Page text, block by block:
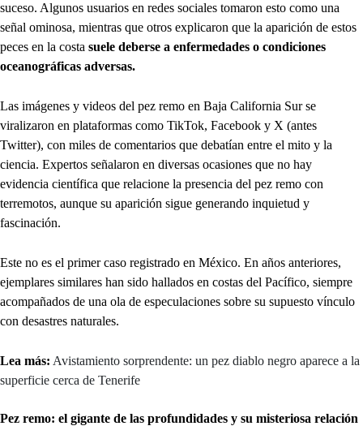
suceso. Algunos usuarios en redes sociales tomaron esto como una
señal ominosa, mientras que otros explicaron que la aparición de estos
peces en la costa suele deberse a enfermedades o condiciones
oceanográficas adversas.
Las imágenes y videos del pez remo en Baja California Sur se
viralizaron en plataformas como TikTok, Facebook y X (antes
Twitter), con miles de comentarios que debatían entre el mito y la
ciencia. Expertos señalaron en diversas ocasiones que no hay
evidencia científica que relacione la presencia del pez remo con
terremotos, aunque su aparición sigue generando inquietud y
fascinación.
Este no es el primer caso registrado en México. En años anteriores,
ejemplares similares han sido hallados en costas del Pacífico, siempre
acompañados de una ola de especulaciones sobre su supuesto vínculo
con desastres naturales.
Lea más: Avistamiento sorprendente: un pez diablo negro aparece a la
superficie cerca de Tenerife
Pez remo: el gigante de las profundidades y su misteriosa relación